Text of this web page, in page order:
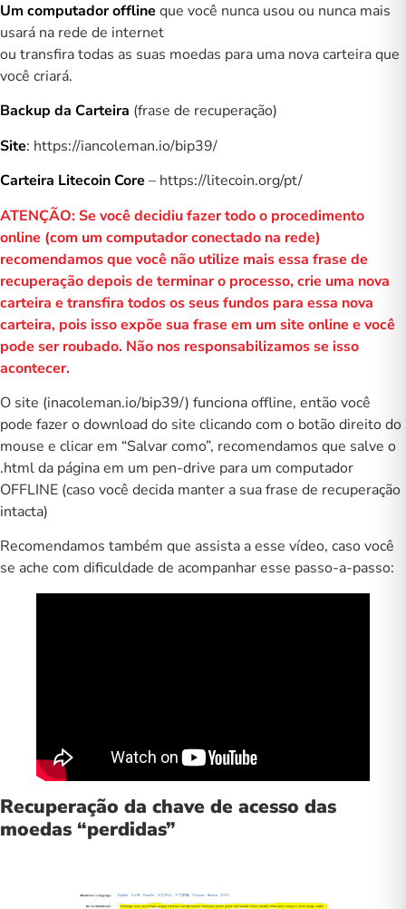
Um computador offline que você nunca usou ou nunca mais
usará na rede de internet
ou transfira todas as suas moedas para uma nova carteira que
você criará.
Backup da Carteira (frase de recuperação)
Site: https://iancoleman.io/bip39/
Carteira Litecoin Core – https://litecoin.org/pt/
ATENÇÃO: Se você decidiu fazer todo o procedimento
online (com um computador conectado na rede)
recomendamos que você não utilize mais essa frase de
recuperação depois de terminar o processo, crie uma nova
carteira e transfira todos os seus fundos para essa nova
carteira, pois isso expõe sua frase em um site online e você
pode ser roubado. Não nos responsabilizamos se isso
acontecer.
O site (inacoleman.io/bip39/) funciona offline, então você
pode fazer o download do site clicando com o botão direito do
mouse e clicar em “Salvar como”, recomendamos que salve o
.html da página em um pen-drive para um computador
OFFLINE (caso você decida manter a sua frase de recuperação
intacta)
Recomendamos também que assista a esse vídeo, caso você
se ache com dificuldade de acompanhar esse passo-a-passo:
Recuperação da chave de acesso das
moedas “perdidas”